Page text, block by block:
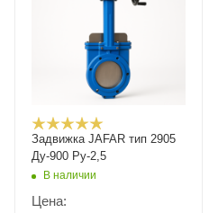
Задвижка JAFAR тип 2905
Ду-900 Ру-2,5
В наличии
Цена: